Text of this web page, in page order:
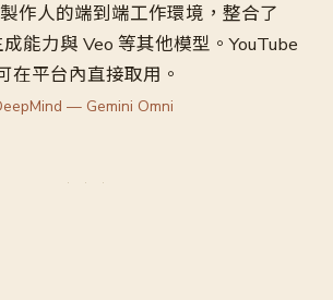
作人的端到端工作環境，整合了
能力與 Veo 等其他模型。YouTube
在平台內直接取用。
— Gemini Omni